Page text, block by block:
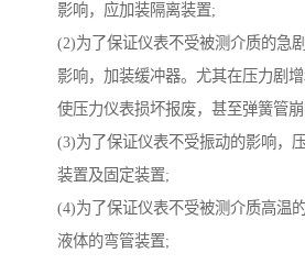
影响，应加装隔离装置;
(2)为了保证仪表不受被测介质的急
影响，加装缓冲器。尤其在压力剧
使压力仪表损坏报废，甚至弹簧管
(3)为了保证仪表不受振动的影响，
装置及固定装置;
(4)为了保证仪表不受被测介质高温
液体的弯管装置;